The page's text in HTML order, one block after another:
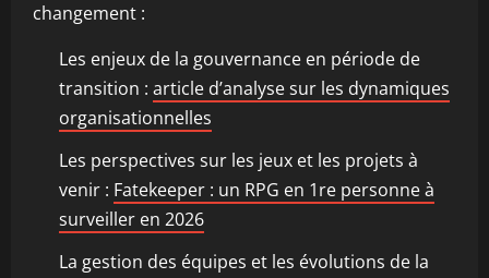
changement :
Les enjeux de la gouvernance en période de
transition : article d’analyse sur les dynamiques
organisationnelles
Les perspectives sur les jeux et les projets à
venir : Fatekeeper : un RPG en 1re personne à
surveiller en 2026
La gestion des équipes et les évolutions de la